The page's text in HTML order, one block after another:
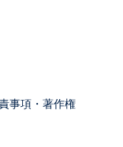
事項・著作権